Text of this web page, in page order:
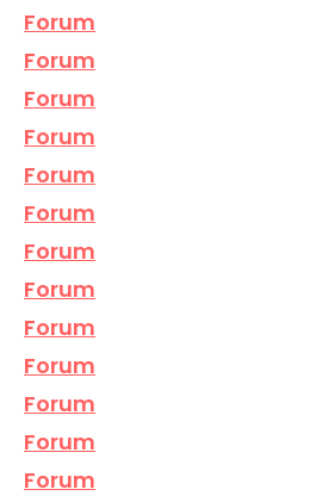
Forum
Forum
Forum
Forum
Forum
Forum
Forum
Forum
Forum
Forum
Forum
Forum
Forum